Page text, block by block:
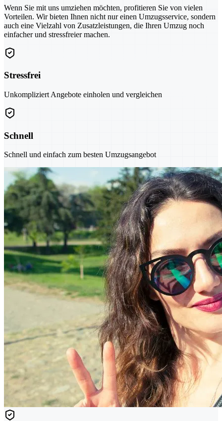
Wenn Sie mit uns umziehen möchten, profitieren Sie von vielen
Vorteilen. Wir bieten Ihnen nicht nur einen Umzugsservice, sondern
auch eine Vielzahl von Zusatzleistungen, die Ihren Umzug noch
einfacher und stressfreier machen.
Stressfrei
Unkompliziert Angebote einholen und vergleichen
Schnell
Schnell und einfach zum besten Umzugsangebot